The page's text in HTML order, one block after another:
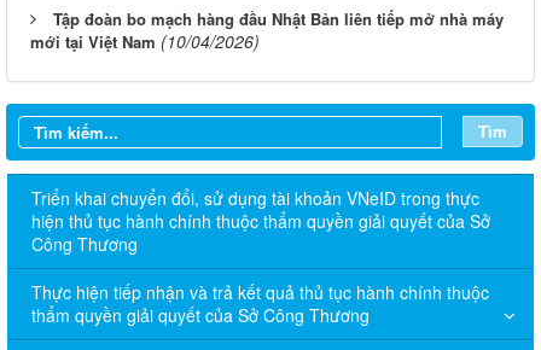
Tập đoàn bo mạch hàng đầu Nhật Bản liên tiếp mở nhà máy
mới tại Việt Nam (10/04/2026)
Tìm
Triển khai chuyển đổi, sử dụng tài khoản VNeID trong thực
hiện thủ tục hành chính thuộc thẩm quyền giải quyết của Sở
Công Thương
Thực hiện tiếp nhận và trả kết quả thủ tục hành chính thuộc
thẩm quyền giải quyết của Sở Công Thương